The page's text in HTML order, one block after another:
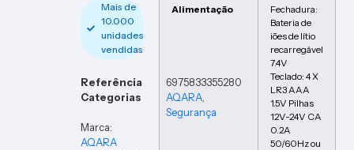
Mais de
10.000
unidades
vendidas
Referência
6975833355280
Categorias
AQARA,
Segurança
Marca:
AQARA
Alimentação
Fechadura:
Bateria de
iões de lítio
recarregável
7.4V
Teclado: 4 X
LR3 AAA
1.5V Pilhas
12V-24V CA
0.2A
50/60Hz ou